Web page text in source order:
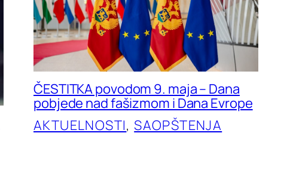
ČESTITKA povodom 9. maja – Dana
pobjede nad fašizmom i Dana Evrope
AKTUELNOSTI, SAOPŠTENJA